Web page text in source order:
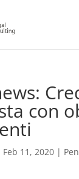
con
Feb 11, 2020|